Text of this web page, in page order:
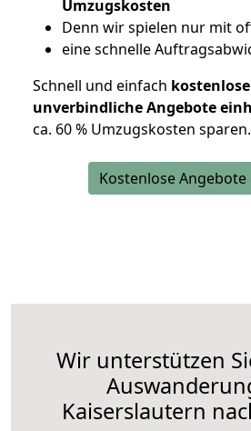
Umzugskosten
Denn wir spielen nur mit
eine schnelle
Schnell und einfach
unverbindliche Angebote
ca. 60 % Umzugskosten sparen.
Kostenlose
Wir unterstützen
Kaiserslautern